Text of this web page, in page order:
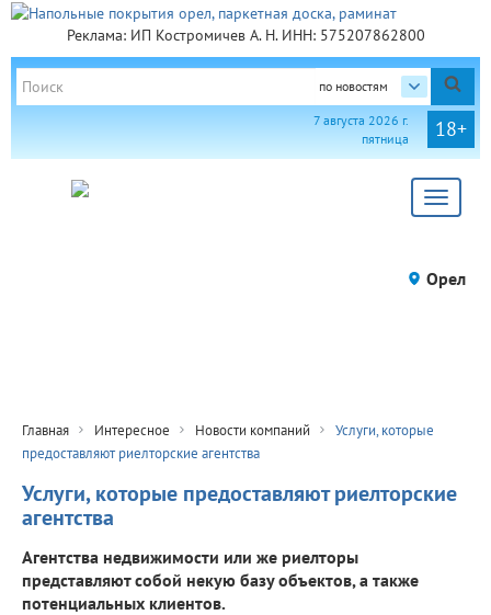
Реклама: ИП Костромичев А. Н. ИНН: 575207862800
по новостям
18+
7 августа 2026 г.
пятница
Toggle
Орел
Главная Интересное Новости компаний
Услуги, которые
предоставляют риелторские агентства
Услуги, которые предоставляют риелторские
агентства
Агентства недвижимости или же риелторы
представляют собой некую базу объектов, а также
потенциальных клиентов.